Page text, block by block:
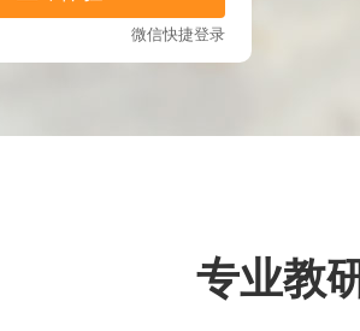
专业教